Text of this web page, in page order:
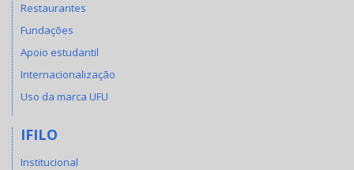
Restaurantes
Fundações
Apoio estudantil
Internacionalização
Uso da marca UFU
IFILO
Institucional